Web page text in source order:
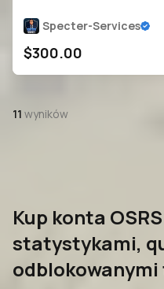
Specter-Services
$300.00
11 wyników
Kup konta
statystykami,